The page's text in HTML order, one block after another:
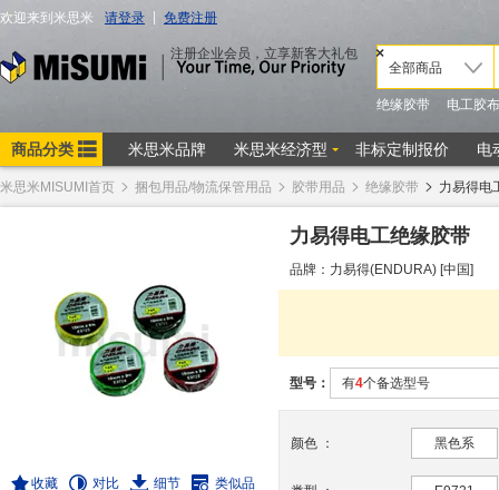
米思米MISUMI首页 捆包用品/物流保管用品 胶带用品 绝缘胶带 力易得电
收藏 对比 细节
类似品
力易得电工绝缘胶带
品牌：力易得(ENDURA) [中国]
型号： 有4个备选型号
颜色 ： 黑色系